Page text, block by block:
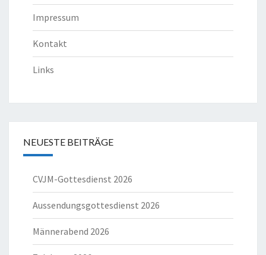
Impressum
Kontakt
Links
NEUESTE BEITRÄGE
CVJM-Gottesdienst 2026
Aussendungsgottesdienst 2026
Männerabend 2026